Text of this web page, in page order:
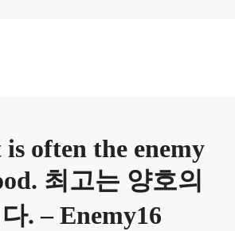
is often the enemy
최고는 양호의
. – Enemy16